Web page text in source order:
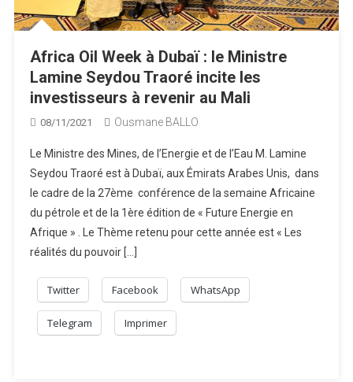
Africa Oil Week à Dubaï : le Ministre
Lamine Seydou Traoré incite les
investisseurs à revenir au Mali
08/11/2021 Ousmane BALLO
Le Ministre des Mines, de l’Energie et de l’Eau M. Lamine
Seydou Traoré est à Dubaï, aux Émirats Arabes Unis, dans
le cadre de la 27ème conférence de la semaine Africaine
du pétrole et de la 1ère édition de « Future Energie en
Afrique » . Le Thème retenu pour cette année est « Les
réalités du pouvoir […]
Twitter Facebook WhatsApp
Telegram Imprimer